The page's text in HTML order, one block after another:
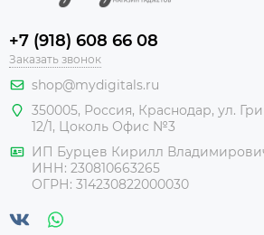
+7 (918) 608 66 08
Заказать звонок
shop@mydigitals.ru
350005, Россия, Краснодар, ул.
12/1, Цоколь Офис №3
ИП Бурцев Кирилл
ИНН: 230810663265
ОГРН: 314230822000030